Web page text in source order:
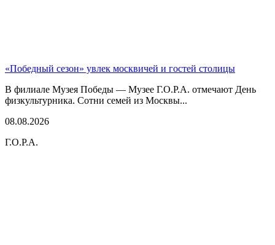
«Победный сезон» увлек москвичей и гостей столицы
В филиале Музея Победы — Музее Г.О.Р.А. отмечают День
физкультурника. Сотни семей из Москвы...
08.08.2026
Г.О.Р.А.